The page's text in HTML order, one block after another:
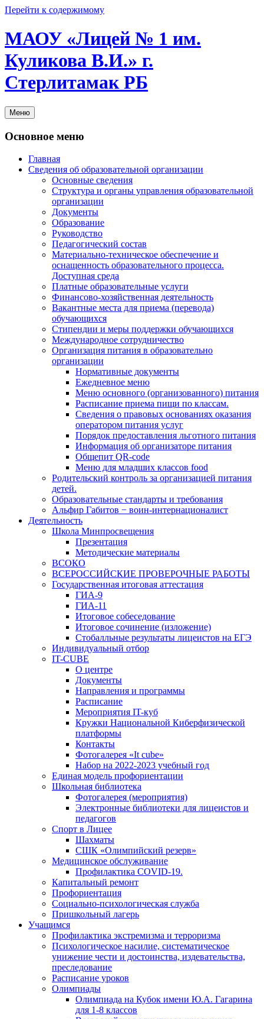
Перейти к содержимому
МАОУ «Лицей № 1 им.
Куликова В.И.» г.
Стерлитамак РБ
Меню
Основное меню
Главная
Сведения об образовательной организации
Основные сведения
Структура и органы управления образовательной
организации
Документы
Образование
Руководство
Педагогический состав
Материально-техническое обеспечение и
оснащенность образовательного процесса.
Доступная среда
Платные образовательные услуги
Финансово-хозяйственная деятельность
Вакантные места для приема (перевода)
обучающихся
Стипендии и меры поддержки обучающихся
Международное сотрудничество
Организация питания в образовательно
организации
Нормативные документы
Ежедневное меню
Меню основного (организованного) питания
Расписание приема пищи по классам.
Сведения о правовых основаниях оказания
оператором питания услуг
Порядок предоставления льготного питания
Информация об организаторе питания
Общепит QR-code
Меню для младших классов food
Родительский контроль за организацией питания
детей.
Образовательные стандарты и требования
Альфир Габитов − воин-интернационалист
Деятельность
Школа Минпросвещения
Презентация
Методические материалы
ВСОКО
ВСЕРОССИЙСКИЕ ПРОВЕРОЧНЫЕ РАБОТЫ
Государственная итоговая аттестация
ГИА-9
ГИА-11
Итоговое собеседование
Итоговое сочинение (изложение)
Стобалльные результаты лицеистов на ЕГЭ
Индивидуальный отбор
IT-CUBE
О центре
Документы
Направления и программы
Расписание
Мероприятия IT-куб
Кружки Национальной Киберфизической
платформы
Контакты
Фотогалерея «It cube»
Набор на 2022-2023 учебный год
Единая модель профориентации
Школьная библиотека
Фотогалерея (мероприятия)
Электронные библиотеки для лицеистов и
педагогов
Спорт в Лицее
Шахматы
СШК «Олимпийский резерв»
Медицинское обслуживание
Профилактика COVID-19.
Капитальный ремонт
Профориентация
Социально-психологическая служба
Пришкольный лагерь
Учащимся
Профилактика экстремизма и терроризма
Психологическое насилие, систематическое
унижение чести и достоинства, издевательства,
преследование
Расписание уроков
Олимпиады
Олимпиада на Кубок имени Ю.А. Гагарина
для 1-8 классов